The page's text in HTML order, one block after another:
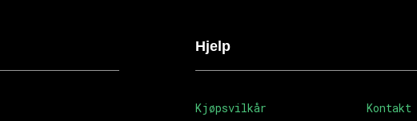
Hjelp
Kjøpsvilkår Kontakt